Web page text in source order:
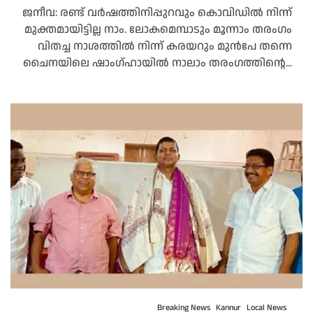
ജനീവ: രണ്ട് വര്‍ഷത്തിനിപ്പുറവും കൊവിഡില്‍ നിന്ന്
മുക്തമായിട്ടില്ല നാം. ലോകമെമ്പാടും മൂന്നാം തരംഗം
വിതച്ച നാശത്തില്‍ നിന്ന് കരയറും മുന്‍പേ തന്നെ
ചൈനയിലെ ഷാംഗ്ഹായില്‍ നാലാം തരംഗത്തിന്റെ...
Breaking News Kannur Local News